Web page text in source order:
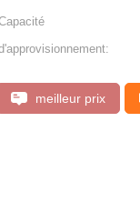
meilleur prix